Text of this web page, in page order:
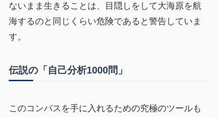
ないまま生きることは、目隠しをして大海原を航
海するのと同じくらい危険であると警告していま
す。
伝説の「自己分析1000問」
このコンパスを手に入れるための究極のツールも